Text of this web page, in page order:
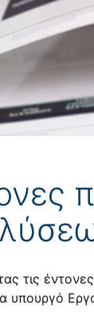
τις
υπουργό